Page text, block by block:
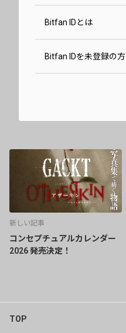
Bitfan IDとは
Bitfan IDを未登録の方
新しい記事
コンセプチュアルカレンダー
2026 発売決定！
TOP